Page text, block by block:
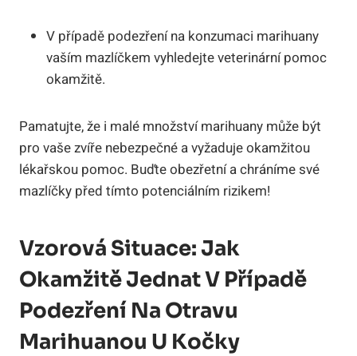
V případě podezření na konzumaci marihuany
vaším mazlíčkem vyhledejte veterinární pomoc
okamžitě.
Pamatujte, že i malé množství marihuany může být
pro vaše zvíře nebezpečné a vyžaduje okamžitou
lékařskou pomoc. Buďte obezřetní a chráníme své
mazlíčky před tímto potenciálním rizikem!
Vzorová Situace: Jak
Okamžitě Jednat V Případě
Podezření Na Otravu
Marihuanou U Kočky